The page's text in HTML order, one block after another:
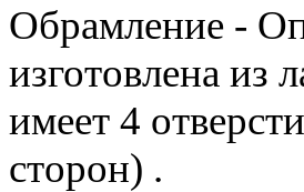
Обрамление -
изготовлена из
имеет 4
сторон) .